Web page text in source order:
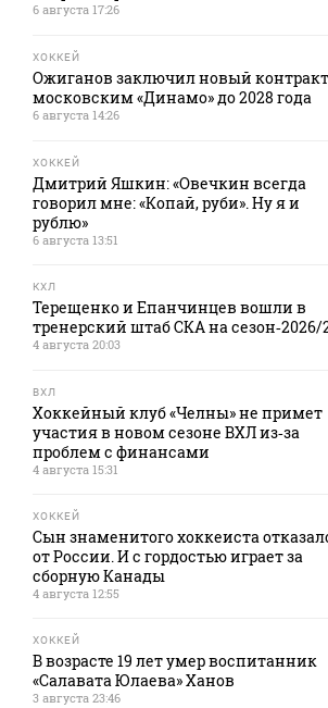
6 августа 17:26
ХОККЕЙ
Ожиганов заключил новый
московским «Динамо» до 2028 года
6 августа 14:26
ХОККЕЙ
Дмитрий Яшкин: «Овечкин всегда
говорил мне: «Копай, руби». Ну я и
рублю»
6 августа 13:51
КХЛ
Терещенко и Епанчинцев вошли в
тренерский штаб СКА на сезон‑2026/
4 августа 20:03
ВХЛ
Хоккейный клуб «Челны» не примет
участия в новом сезоне ВХЛ из‑за
проблем с финансами
4 августа 15:31
ХОККЕЙ
Сын знаменитого хоккеиста
от России. И с гордостью играет за
сборную Канады
4 августа 12:55
ХОККЕЙ
В возрасте 19 лет умер воспитанник
«Салавата Юлаева» Ханов
3 августа 23:46